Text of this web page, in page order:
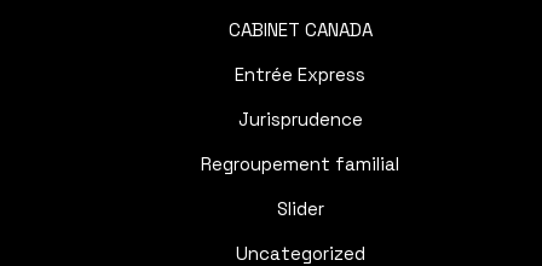
CABINET CANADA
Entrée Express
Jurisprudence
Regroupement familial
Slider
Uncategorized